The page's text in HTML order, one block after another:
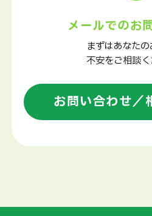
メールでのお
まずはあなたの
不安をご相談く
お問い合わせ／